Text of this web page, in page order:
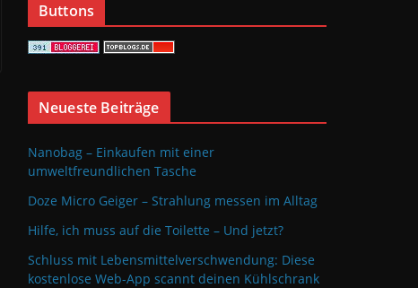
Buttons
Neueste Beiträge
Nanobag – Einkaufen mit einer
umweltfreundlichen Tasche
Doze Micro Geiger – Strahlung messen im Alltag
Hilfe, ich muss auf die Toilette – Und jetzt?
Schluss mit Lebensmittelverschwendung: Diese
kostenlose Web-App scannt deinen Kühlschrank